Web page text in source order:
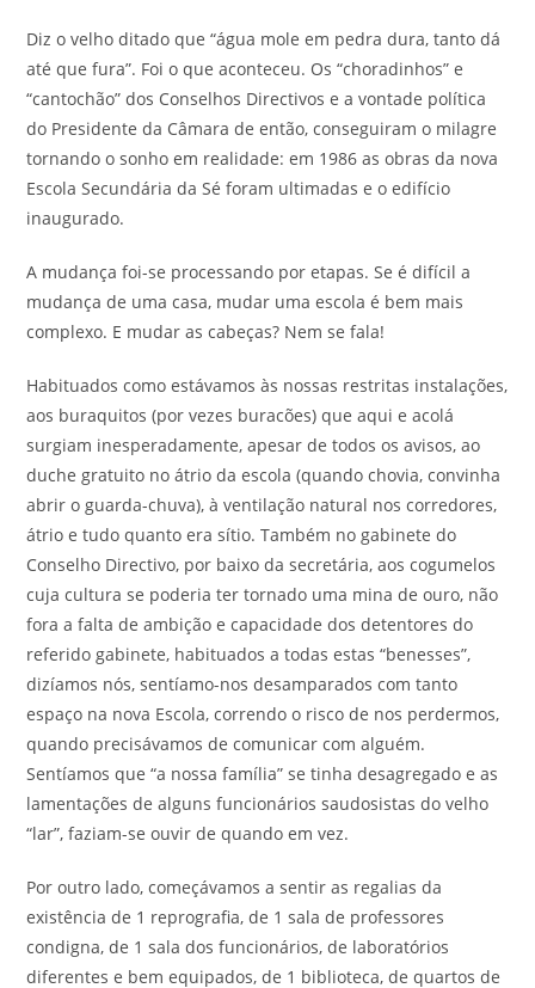
Diz o velho ditado que “água mole em pedra dura, tanto dá
até que fura”. Foi o que aconteceu. Os “choradinhos” e
“cantochão” dos Conselhos Directivos e a vontade política
do Presidente da Câmara de então, conseguiram o milagre
tornando o sonho em realidade: em 1986 as obras da nova
Escola Secundária da Sé foram ultimadas e o edifício
inaugurado.
A mudança foi-se processando por etapas. Se é difícil a
mudança de uma casa, mudar uma escola é bem mais
complexo. E mudar as cabeças? Nem se fala!
Habituados como estávamos às nossas restritas instalações,
aos buraquitos (por vezes buracões) que aqui e acolá
surgiam inesperadamente, apesar de todos os avisos, ao
duche gratuito no átrio da escola (quando chovia, convinha
abrir o guarda-chuva), à ventilação natural nos corredores,
átrio e tudo quanto era sítio. Também no gabinete do
Conselho Directivo, por baixo da secretária, aos cogumelos
cuja cultura se poderia ter tornado uma mina de ouro, não
fora a falta de ambição e capacidade dos detentores do
referido gabinete, habituados a todas estas “benesses”,
dizíamos nós, sentíamo-nos desamparados com tanto
espaço na nova Escola, correndo o risco de nos perdermos,
quando precisávamos de comunicar com alguém.
Sentíamos que “a nossa família” se tinha desagregado e as
lamentações de alguns funcionários saudosistas do velho
“lar”, faziam-se ouvir de quando em vez.
Por outro lado, começávamos a sentir as regalias da
existência de 1 reprografia, de 1 sala de professores
condigna, de 1 sala dos funcionários, de laboratórios
diferentes e bem equipados, de 1 biblioteca, de quartos de